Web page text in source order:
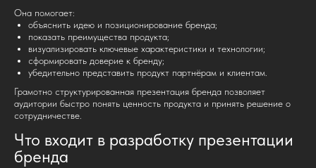
Она помогает:
объяснить идею и позиционирование бренда;
показать преимущества продукта;
визуализировать ключевые характеристики и технологии;
сформировать доверие к бренду;
убедительно представить продукт партнёрам и клиентам.
Грамотно структурированная презентация бренда позволяет
аудитории быстро понять ценность продукта и принять решение о
сотрудничестве.
Что входит в разработку презентации
бренда